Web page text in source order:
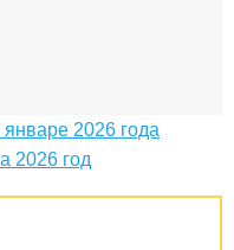
2026 года
2026 год